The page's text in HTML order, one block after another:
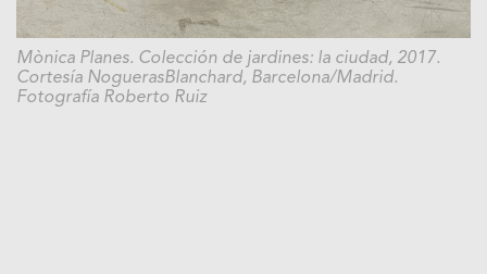
Mònica Planes. Colección de jardines: la ciudad, 2017.
Cortesía NoguerasBlanchard, Barcelona/Madrid.
Fotografía Roberto Ruiz